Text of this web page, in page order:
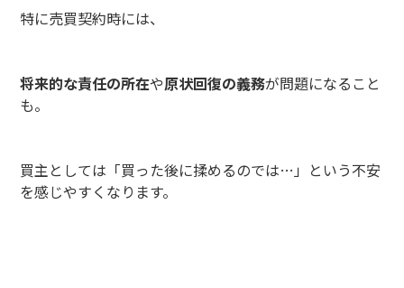
特に売買契約時には、
将来的な責任の所在や原状回復の義務が問題になること
も。
買主としては「買った後に揉めるのでは…」という不安
を感じやすくなります。